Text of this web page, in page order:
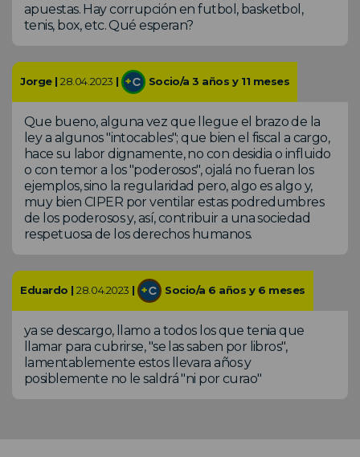
apuestas. Hay corrupción en futbol, basketbol,
tenis, box, etc. Qué esperan?
Jorge |28.04.2023 | Socio/a 3 años y 11 meses
Que bueno, alguna vez que llegue el brazo de la
ley a algunos "intocables"; que bien el fiscal a cargo,
hace su labor dignamente, no con desidia o influido
o con temor a los "poderosos", ojalá no fueran los
ejemplos, sino la regularidad pero, algo es algo y,
muy bien CIPER por ventilar estas podredumbres
de los poderosos y, así, contribuir a una sociedad
respetuosa de los derechos humanos.
Eduardo |28.04.2023 | Socio/a 6 años y 6 meses
ya se descargo, llamo a todos los que tenia que
llamar para cubrirse, "se las saben por libros",
lamentablemente estos llevara años y
posiblemente no le saldrá "ni por curao"